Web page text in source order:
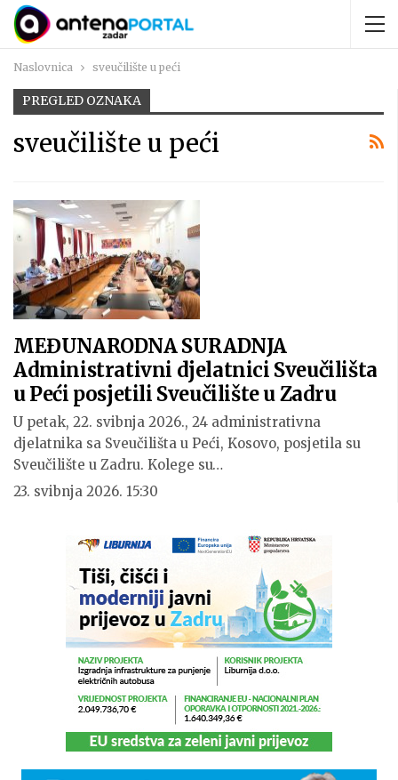
Naslovnica sveučilište u peći
PREGLED OZNAKA
sveučilište u peći
MEĐUNARODNA SURADNJA
Administrativni djelatnici Sveučilišta
u Peći posjetili Sveučilište u Zadru
U petak, 22. svibnja 2026., 24 administrativna
djelatnika sa Sveučilišta u Peći, Kosovo, posjetila su
Sveučilište u Zadru. Kolege su…
23. svibnja 2026. 15:30